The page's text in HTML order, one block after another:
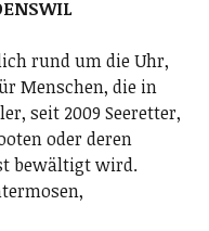
rund um die Uhr,
Menschen, die in
seit 2009 Seeretter,
oder deren
bewältigt wird.